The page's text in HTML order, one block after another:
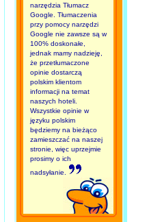
narzędzia Tłumacz
Google. Tłumaczenia
przy pomocy narzędzi
Google nie zawsze są w
100% doskonałe,
jednak mamy nadzieję,
że przetłumaczone
opinie dostarczą
polskim klientom
informacji na temat
naszych hoteli.
Wszystkie opinie w
języku polskim
będziemy na bieżąco
zamieszczać na naszej
stronie, więc uprzejmie
prosimy o ich
nadsyłanie.